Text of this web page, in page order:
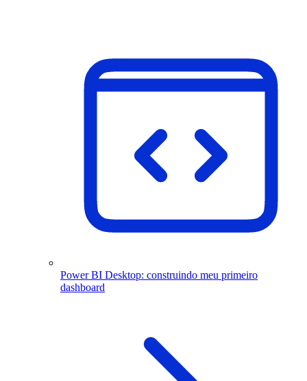
Power BI Desktop: construindo meu primeiro
dashboard